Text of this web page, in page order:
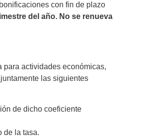
con fin de plazo
del año. No se renueva
para actividades económicas,
las siguientes
de dicho coeficiente
de la tasa.